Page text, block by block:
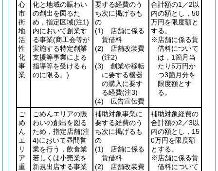
心
市
街
地
活
性
化
事
業
化と地域の賑わい
の創出を図るた
め，指定区域(注1)
内において創業す
る事業(商工会等が
実施する特定創業
支援等事業による
指導等を受けるも
のに限る。)
要する経費のう
ち次に掲げるも
の
(1) 店舗に係る
賃借料
(2) 店舗改装費
(注2)
(3) 創業や移転
に要する機器
の購入に要す
る経費(注3)
(4) 広告宣伝費
合計額の1／2以
内の額とし，50
万円を限度額と
する。
※店舗に係る賃
借料について
は，1箇月当
たり5万円か
つ3箇月分を
限度額とす
る。
ご
め
ん
エ
リ
ア
重
ごめんエリアの賑
わいの創出を図る
ため，指定店舗(注
4)において昼間営
業を行う，飲食業
若しくは小売業を
新規出店する事業
補助対象事業に
要する経費のう
ち次に掲げるも
の
(1) 店舗に係る
賃借料
(2) 店舗改装費
補助対象経費の
合計額の2／3以
内の額とし，15
0万円を限度額
とする。
※店舗に係る賃
借料について